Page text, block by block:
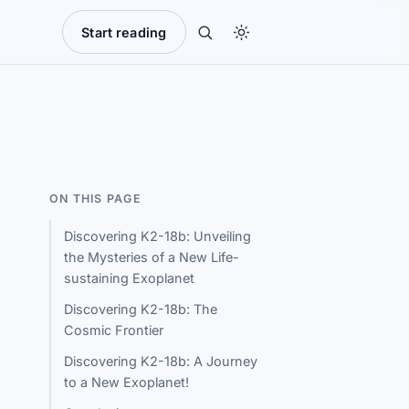
Start reading
ON THIS PAGE
Discovering K2-18b: Unveiling
the Mysteries of a New Life-
sustaining Exoplanet
Discovering K2-18b: The
Cosmic Frontier
Discovering K2-18b: A Journey
to a New Exoplanet!